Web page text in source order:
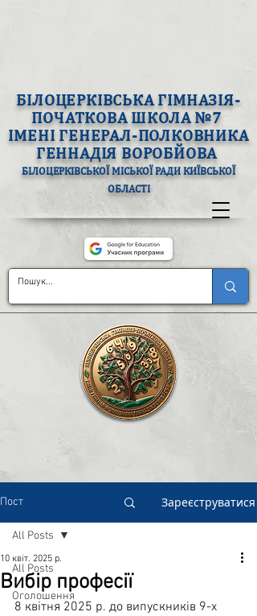
БІЛОЦЕРКІВСЬКА ГІМНАЗІЯ-
ПОЧАТКОВА ШКОЛА №7
ІМЕНІ ГЕНЕРАЛ-ПОЛКОВНИКА
ГЕННАДІЯ ВОРОБЙОВА
БІЛОЦЕРКІВСЬКОЇ МІСЬКОЇ РАДИ КИЇВСЬКОЇ
ОБЛАСТІ
Пост Зареєструватися
All Posts
Оголошення
All Posts
Вибір професії
10 квіт. 2025 р.
8 квітня 2025 р. до випускників 9-х